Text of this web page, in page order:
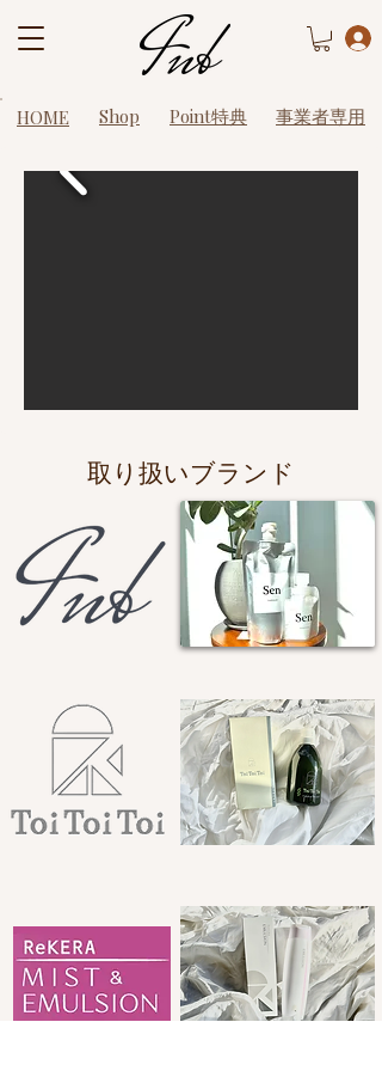
HOME Shop ​Point特典​ ​事業者専用
​取り扱いブランド